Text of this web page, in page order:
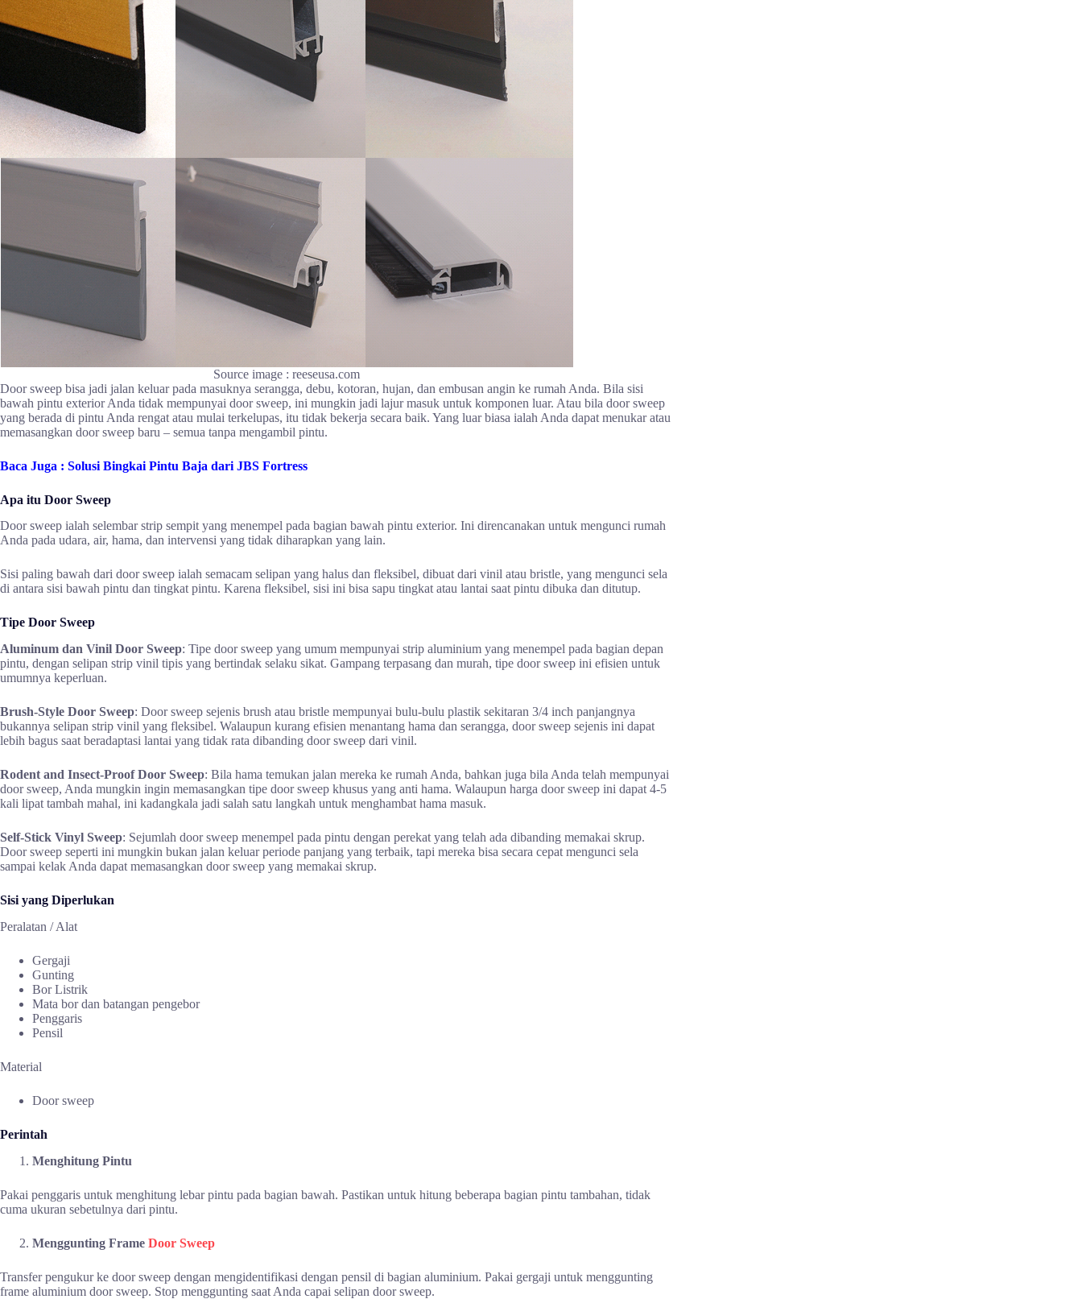
Source image : reeseusa.com
Door sweep bisa jadi jalan keluar pada masuknya serangga, debu, kotoran, hujan, dan embusan angin ke rumah Anda. Bila sisi
bawah pintu exterior Anda tidak mempunyai door sweep, ini mungkin jadi lajur masuk untuk komponen luar. Atau bila door sweep
yang berada di pintu Anda rengat atau mulai terkelupas, itu tidak bekerja secara baik. Yang luar biasa ialah Anda dapat menukar atau
memasangkan door sweep baru – semua tanpa mengambil pintu.
Baca Juga : Solusi Bingkai Pintu Baja dari JBS Fortress
Apa itu Door Sweep
Door sweep ialah selembar strip sempit yang menempel pada bagian bawah pintu exterior. Ini direncanakan untuk mengunci rumah
Anda pada udara, air, hama, dan intervensi yang tidak diharapkan yang lain.
Sisi paling bawah dari door sweep ialah semacam selipan yang halus dan fleksibel, dibuat dari vinil atau bristle, yang mengunci sela
di antara sisi bawah pintu dan tingkat pintu. Karena fleksibel, sisi ini bisa sapu tingkat atau lantai saat pintu dibuka dan ditutup.
Tipe Door Sweep
Aluminum dan Vinil Door Sweep: Tipe door sweep yang umum mempunyai strip aluminium yang menempel pada bagian depan
pintu, dengan selipan strip vinil tipis yang bertindak selaku sikat. Gampang terpasang dan murah, tipe door sweep ini efisien untuk
umumnya keperluan.
Brush-Style Door Sweep: Door sweep sejenis brush atau bristle mempunyai bulu-bulu plastik sekitaran 3/4 inch panjangnya
bukannya selipan strip vinil yang fleksibel. Walaupun kurang efisien menantang hama dan serangga, door sweep sejenis ini dapat
lebih bagus saat beradaptasi lantai yang tidak rata dibanding door sweep dari vinil.
Rodent and Insect-Proof Door Sweep: Bila hama temukan jalan mereka ke rumah Anda, bahkan juga bila Anda telah mempunyai
door sweep, Anda mungkin ingin memasangkan tipe door sweep khusus yang anti hama. Walaupun harga door sweep ini dapat 4-5
kali lipat tambah mahal, ini kadangkala jadi salah satu langkah untuk menghambat hama masuk.
Self-Stick Vinyl Sweep: Sejumlah door sweep menempel pada pintu dengan perekat yang telah ada dibanding memakai skrup.
Door sweep seperti ini mungkin bukan jalan keluar periode panjang yang terbaik, tapi mereka bisa secara cepat mengunci sela
sampai kelak Anda dapat memasangkan door sweep yang memakai skrup.
Sisi yang Diperlukan
Peralatan / Alat
Gergaji
Gunting
Bor Listrik
Mata bor dan batangan pengebor
Penggaris
Pensil
Material
Door sweep
Perintah
Menghitung Pintu
Pakai penggaris untuk menghitung lebar pintu pada bagian bawah. Pastikan untuk hitung beberapa bagian pintu tambahan, tidak
cuma ukuran sebetulnya dari pintu.
Menggunting Frame Door Sweep
Transfer pengukur ke door sweep dengan mengidentifikasi dengan pensil di bagian aluminium. Pakai gergaji untuk menggunting
frame aluminium door sweep. Stop menggunting saat Anda capai selipan door sweep.